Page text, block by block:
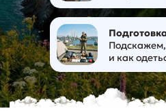
Подскажем,
и как